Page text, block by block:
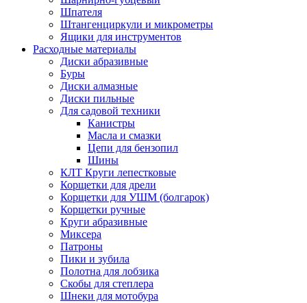
Шпателя
Штангенциркули и микрометры
Ящики для инструментов
Расходные материалы
Диски абразивные
Буры
Диски алмазные
Диски пильные
Для садовой техники
Канистры
Масла и смазки
Цепи для бензопил
Шины
КЛТ Круги лепестковые
Корщетки для дрели
Корщетки для УШМ (болгарок)
Корщетки ручные
Круги абразивные
Миксера
Патроны
Пики и зубила
Полотна для лобзика
Скобы для степлера
Шнеки для мотобура